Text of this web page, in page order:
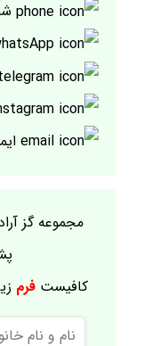
مجموعه گز
کافیستفرم
نام